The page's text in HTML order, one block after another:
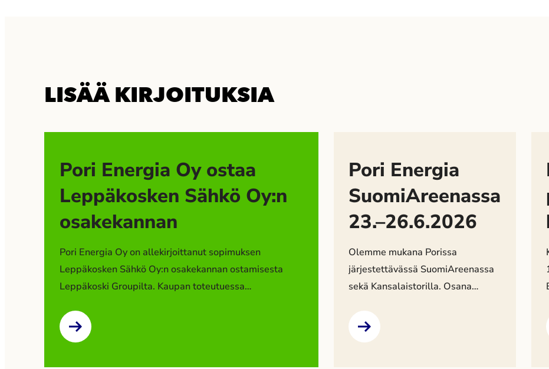
LISÄÄ KIRJOITUKSIA
Pori Energia Oy ostaa
Leppäkosken Sähkö Oy:n
osakekannan
Pori Energia Oy on allekirjoittanut sopimuksen
Leppäkosken Sähkö Oy:n osakekannan ostamisesta
Leppäkoski Groupilta. Kaupan toteutuessa
Pori Energia -konserniin. Kaupan toteutuminen
edellyttää viranomaisten hyväksyntää. Kauppahinta ei
Pori Energia
SuomiAreenassa
23.–26.6.2026
Olemme mukana Porissa
järjestettävässä SuomiAreenassa
sekä Kansalaistorilla. Osana
järjestämme yhteistyössä
Energiakaupungit ry:n kanssa